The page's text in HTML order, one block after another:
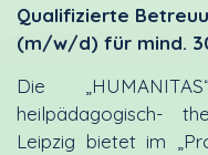
Qualifizierte
(m/w/d) für mind.
Die
heilpädagogisch-
Leipzig bietet im